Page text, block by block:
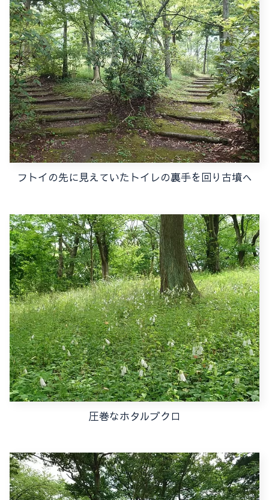
フトイの先に見えていたトイレの裏手を回り古墳へ
圧巻なホタルブクロ